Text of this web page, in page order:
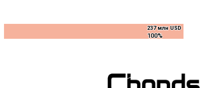
237 млн USD
100%
237 млн USD
100%